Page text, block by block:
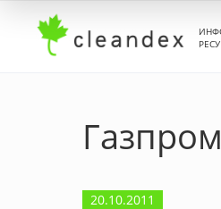
20.10.2011